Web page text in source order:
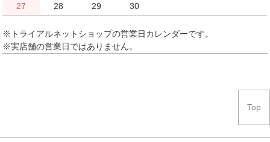
27
28 29 30
※トライアルネットショップの営業日カレンダーです。
※実店舗の営業日ではありません。
Top